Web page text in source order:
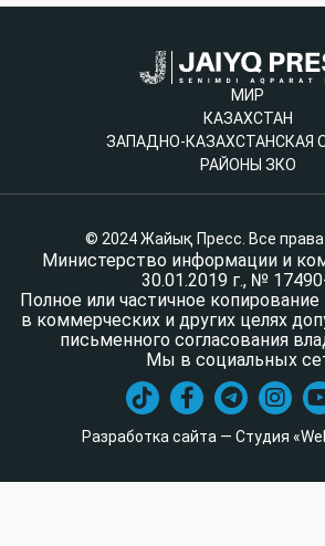
МИР
КАЗАХСТАН
ЗАПАДНО-КАЗАХСТАНСКАЯ
РАЙОНЫ ЗКО
© 2024 Жайық Пресс. Все
Министерство информации и
30.01.2019 г., №
Полное или частичное
в коммерческих и других целях
письменного согласования
Мы в социальных
Разработка сайта — Студия